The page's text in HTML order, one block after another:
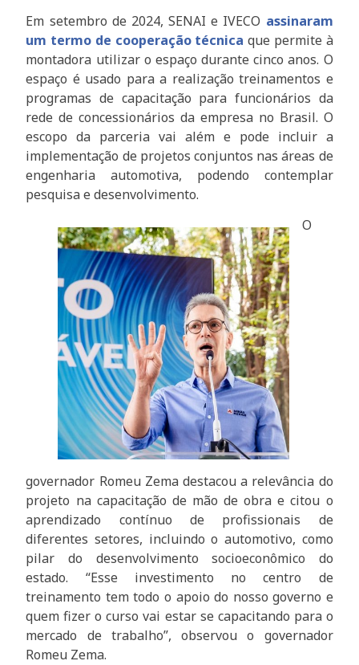
Em setembro de 2024, SENAI e IVECO assinaram
um termo de cooperação técnica que permite à
montadora utilizar o espaço durante cinco anos. O
espaço é usado para a realização treinamentos e
programas de capacitação para funcionários da
rede de concessionários da empresa no Brasil. O
escopo da parceria vai além e pode incluir a
implementação de projetos conjuntos nas áreas de
engenharia automotiva, podendo contemplar
pesquisa e desenvolvimento.
O
governador Romeu Zema destacou a relevância do
projeto na capacitação de mão de obra e citou o
aprendizado contínuo de profissionais de
diferentes setores, incluindo o automotivo, como
pilar do desenvolvimento socioeconômico do
estado. “Esse investimento no centro de
treinamento tem todo o apoio do nosso governo e
quem fizer o curso vai estar se capacitando para o
mercado de trabalho”, observou o governador
Romeu Zema.